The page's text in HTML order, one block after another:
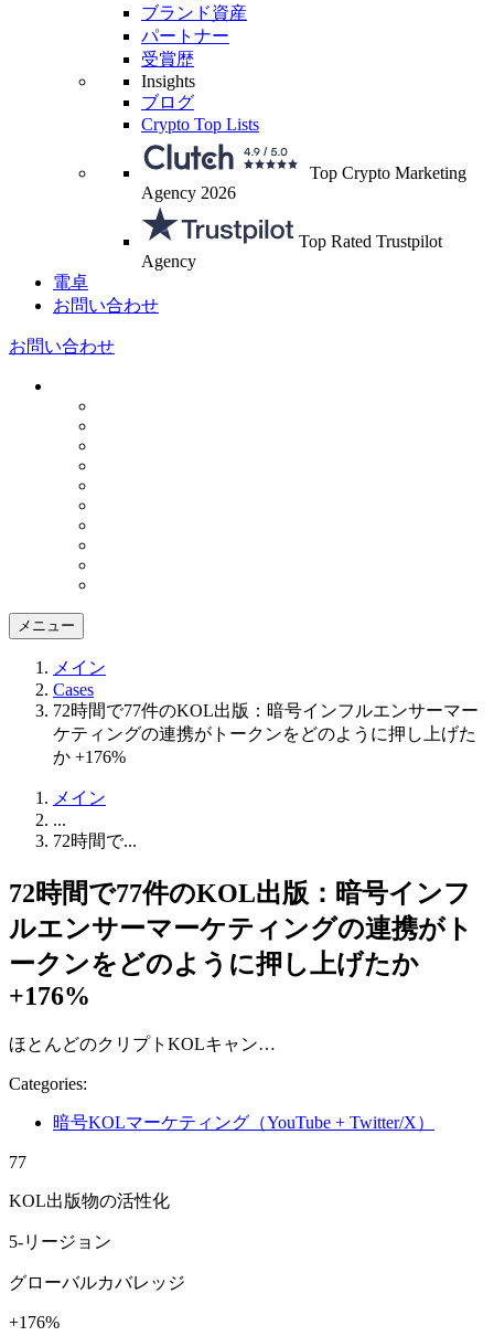
ブランド資産
パートナー
受賞歴
Insights
ブログ
Crypto Top Lists
Top Crypto Marketing
Agency 2026
Top Rated Trustpilot
Agency
電卓
お問い合わせ
お問い合わせ
メニュー
メイン
Cases
72時間で77件のKOL出版：暗号インフルエンサーマー
ケティングの連携がトークンをどのように押し上げた
か +176%
メイン
...
72時間で...
72時間で77件のKOL出版：暗号インフ
ルエンサーマーケティングの連携がト
ークンをどのように押し上げたか
+176%
ほとんどのクリプトKOLキャン…
Categories:
暗号KOLマーケティング（YouTube + Twitter/X）
77
KOL出版物の活性化
5-リージョン
グローバルカバレッジ
+176%